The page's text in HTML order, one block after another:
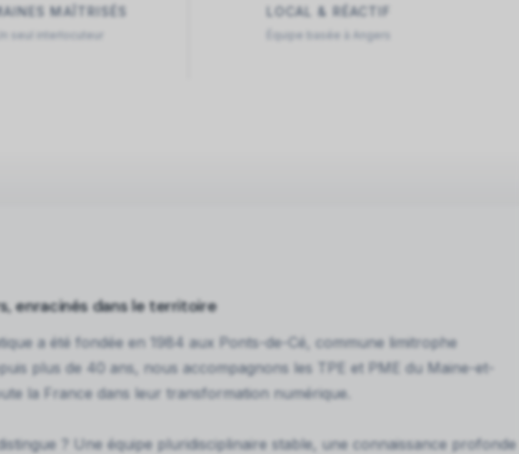
MAÎTRISÉS
Un seul interlocuteur
LOCAL & RÉACTIF
Équipe basée à Angers
enracinés dans le territoire
a été fondée en 1984 aux Ponts-de-Cé, commune limitrophe
plus de 40 ans, nous accompagnons les TPE et PME du Maine-et-
la France dans leur transformation numérique.
distingue ? Une équipe pluridisciplinaire stable, une connaissance profonde